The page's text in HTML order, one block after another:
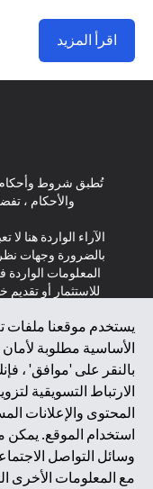
اقرأ المزيد
يستخدم موقعنا ملفات
الأساسية مطلوبة
بالنقر على 'موافق' ،
الارتباط التسويقية
المحتوى والإعلانات
استخدام الموقع.
وسائل التواصل
مع المعلومات الأخرى
تُطبق شروط
والأحكام ،
الآراء الواردة هنا
بالضرورة وجهات
المعلومات
للاستثمار أو
لا يتم تقديم
المقيمين في الاتحاد
سويسرا أو
الفاتيكان أو جزيرة
(لائحة حماية
العامة \ قانون
الصفحة ليس ولا
لشراء أو بيع أي من